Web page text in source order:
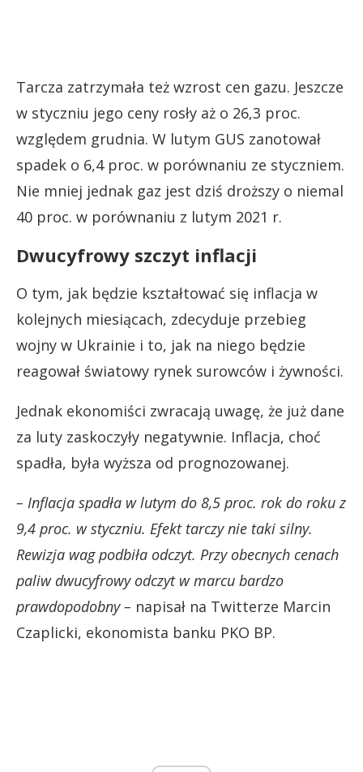
Tarcza zatrzymała też wzrost cen gazu. Jeszcze
w styczniu jego ceny rosły aż o 26,3 proc.
względem grudnia. W lutym GUS zanotował
spadek o 6,4 proc. w porównaniu ze styczniem.
Nie mniej jednak gaz jest dziś droższy o niemal
40 proc. w porównaniu z lutym 2021 r.
Dwucyfrowy szczyt inflacji
O tym, jak będzie kształtować się inflacja w
kolejnych miesiącach, zdecyduje przebieg
wojny w Ukrainie i to, jak na niego będzie
reagował światowy rynek surowców i żywności.
Jednak ekonomiści zwracają uwagę, że już dane
za luty zaskoczyły negatywnie. Inflacja, choć
spadła, była wyższa od prognozowanej.
– Inflacja spadła w lutym do 8,5 proc. rok do roku z
9,4 proc. w styczniu. Efekt tarczy nie taki silny.
Rewizja wag podbiła odczyt. Przy obecnych cenach
paliw dwucyfrowy odczyt w marcu bardzo
prawdopodobny – napisał na Twitterze Marcin
Czaplicki, ekonomista banku PKO BP.